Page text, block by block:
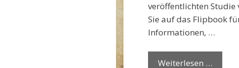
veröffentlichten Studie
Sie auf das Flipbook
Informationen, …
Weiterlesen …